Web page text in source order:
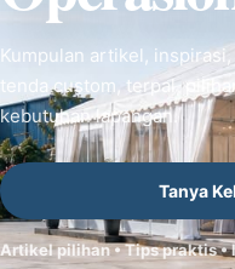
Kumpulan artikel,
tenda custom, terpal,
kebutuhan lapangan.
Tanya
Artikel pilihan • Tips praktis •